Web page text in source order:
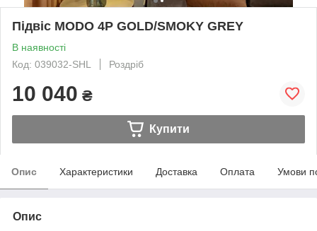
Підвіс MODO 4P GOLD/SMOKY GREY
В наявності
Код: 039032-SHL
Роздріб
10 040 ₴
Купити
Опис Характеристики Доставка Оплата Умови
Опис